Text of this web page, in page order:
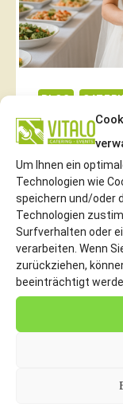
Um Ihnen ein
Technologien wie
speichern und/oder
Technologien
Surfverhalten oder
verarbeiten. Wenn
zurückziehen,
beeinträchtigt
BLOG
Checkliste
Hochzeit
Mit der
Sie Ihre
für viele